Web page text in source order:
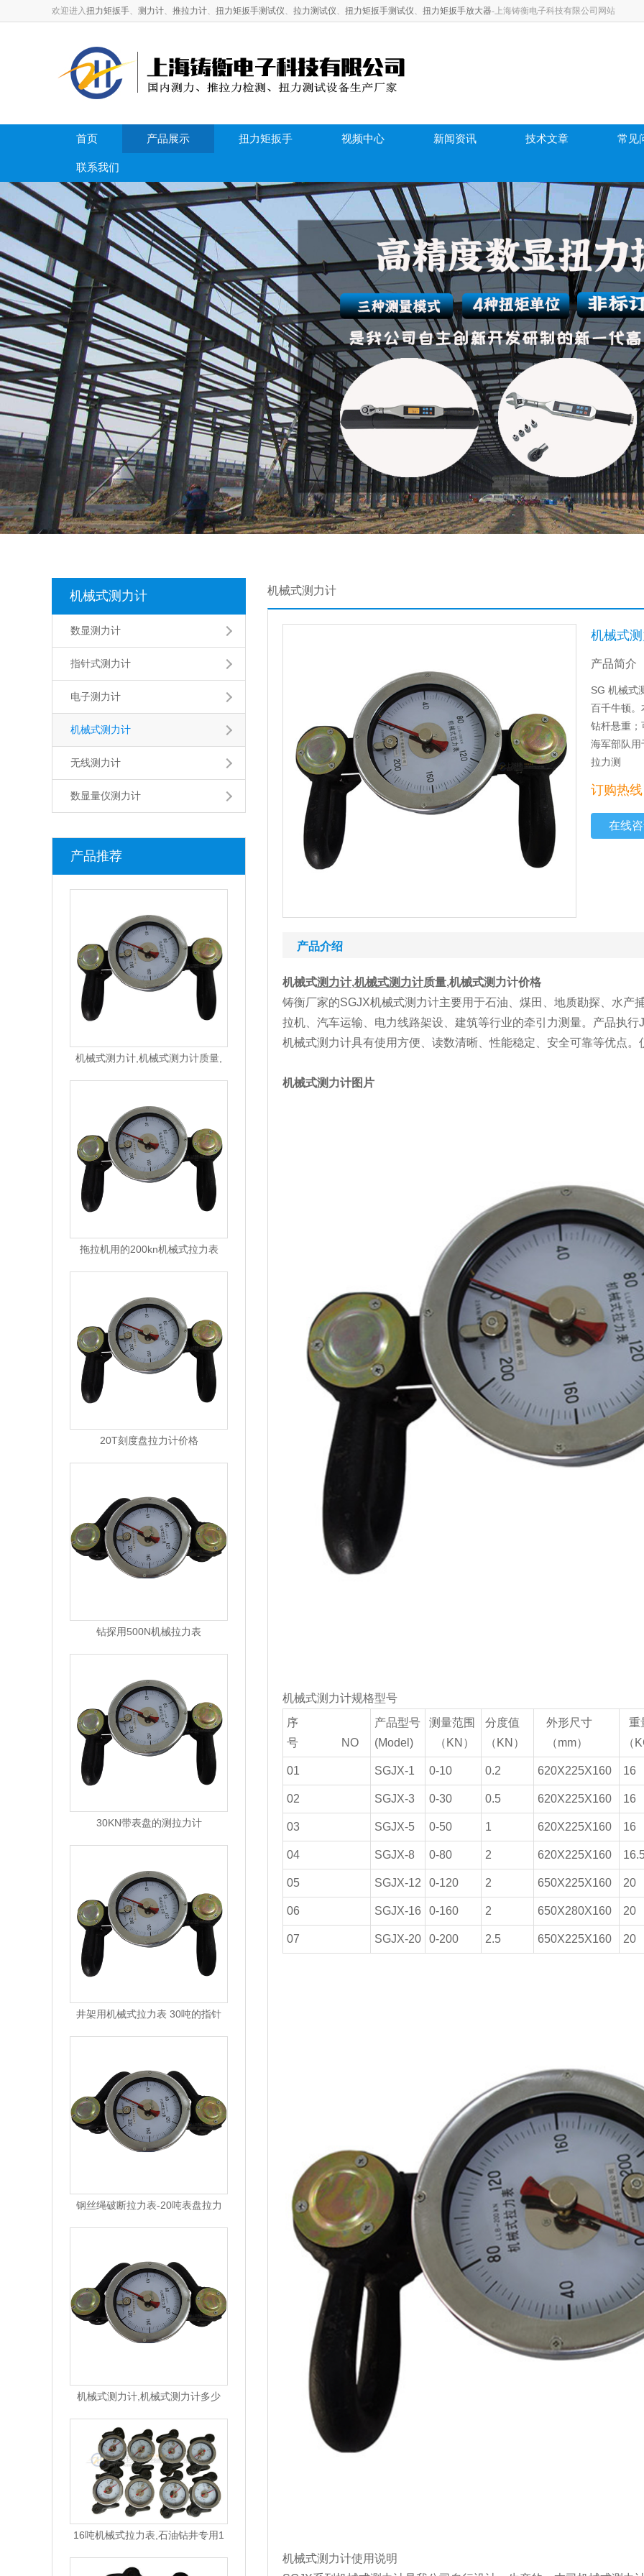
欢迎进入扭力矩扳手、 测力计、 推拉力计、 扭力矩扳手测试仪、 拉力测试仪、 扭力矩扳手测试仪、 扭力矩扳手放大器-上海铸衡电子科技有限公司网站
首页 产品展示 扭力矩扳手 视频中心 新闻资讯 技术文章 常见
联系我们
机械式测力计
数显测力计
指针式测力计
电子测力计
机械式测力计
无线测力计
数显量仪测力计
产品推荐
机械式测力计,机械式测力计质量,
拖拉机用的200kn机械式拉力表
20T刻度盘拉力计价格
钻探用500N机械拉力表
30KN带表盘的测拉力计
井架用机械式拉力表 30吨的指针
钢丝绳破断拉力表-20吨表盘拉力
机械式测力计,机械式测力计多少
16吨机械式拉力表,石油钻井专用1
机械式测力计
机械式
产品简介
SG 机械式
百千牛顿。
钻杆悬重；
海军部队用
拉力测
订购热
在线
产品介绍
机械式测力计,机械式测力计质量,机械式测力计价格
铸衡厂家的SGJX机械式测力计主要用于石油、煤田、地质勘探、水产
拉机、汽车运输、电力线路架设、建筑等行业的牵引力测量。产品执
机械式测力计具有使用方便、读数清晰、性能稳定、安全可靠等优点。
机械式测力计图片
机械式测力计规格型号
序
号 NO
产品型号
(Model)
测量范围
（KN）
分度值
（KN）
外形尺寸
（mm）
重
（
01 SGJX-1 0-10 0.2 620X225X160 16
02 SGJX-3 0-30 0.5 620X225X160 16
03 SGJX-5 0-50 1 620X225X160 16
04 SGJX-8 0-80 2 620X225X160
05 SGJX-12 0-120 2 650X225X160 20
06 SGJX-16 0-160 2 650X280X160 20
07 SGJX-20 0-200 2.5 650X225X160 20
机械式测力计使用说明